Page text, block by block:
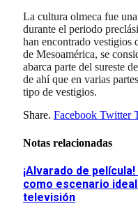
La cultura olmeca fue
durante el periodo
han encontrado vestigios
de Mesoamérica, se
abarca parte del sureste
de ahí que en varias
tipo de vestigios.
Share. Facebook Twitter
Notas relacionadas
¡Alvarado de
como escenario
televisión